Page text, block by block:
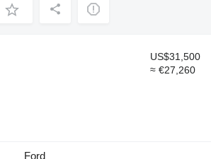
US$31,500
≈ €27,260
Ford